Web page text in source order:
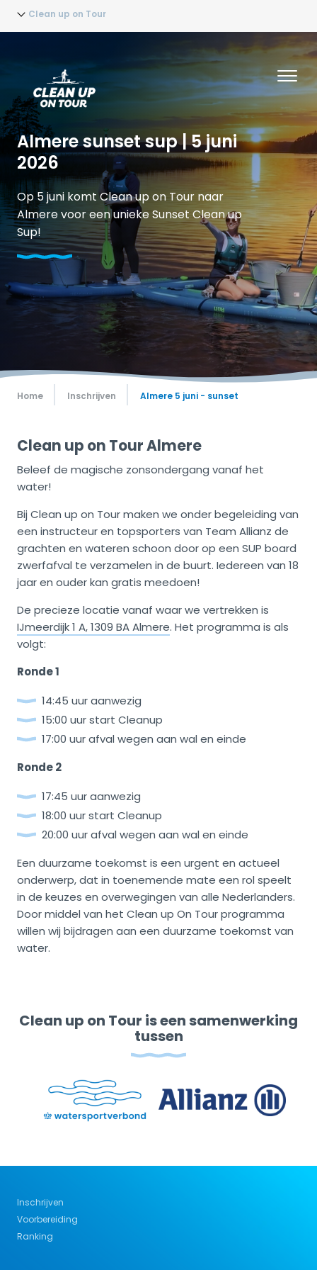
Clean up on Tour
Almere sunset sup | 5 juni
2026
Op 5 juni komt Clean up on Tour naar
Almere voor een unieke Sunset Clean up
Sup!
Home Inschrijven Almere 5 juni - sunset
Clean up on Tour Almere
Beleef de magische zonsondergang vanaf het
water!
Bij Clean up on Tour maken we onder begeleiding van
een instructeur en topsporters van Team Allianz de
grachten en wateren schoon door op een SUP board
zwerfafval te verzamelen in de buurt. Iedereen van 18
jaar en ouder kan gratis meedoen!
De precieze locatie vanaf waar we vertrekken is
IJmeerdijk 1 A, 1309 BA Almere. Het programma is als
volgt:
Ronde 1
14:45 uur aanwezig
15:00 uur start Cleanup
17:00 uur afval wegen aan wal en einde
Ronde 2
17:45 uur aanwezig
18:00 uur start Cleanup
20:00 uur afval wegen aan wal en einde
Een duurzame toekomst is een urgent en actueel
onderwerp, dat in toenemende mate een rol speelt
in de keuzes en overwegingen van alle Nederlanders.
Door middel van het Clean up On Tour programma
willen wij bijdragen aan een duurzame toekomst van
water.
Clean up on Tour is een samenwerking
tussen
Inschrijven
Voorbereiding
Ranking